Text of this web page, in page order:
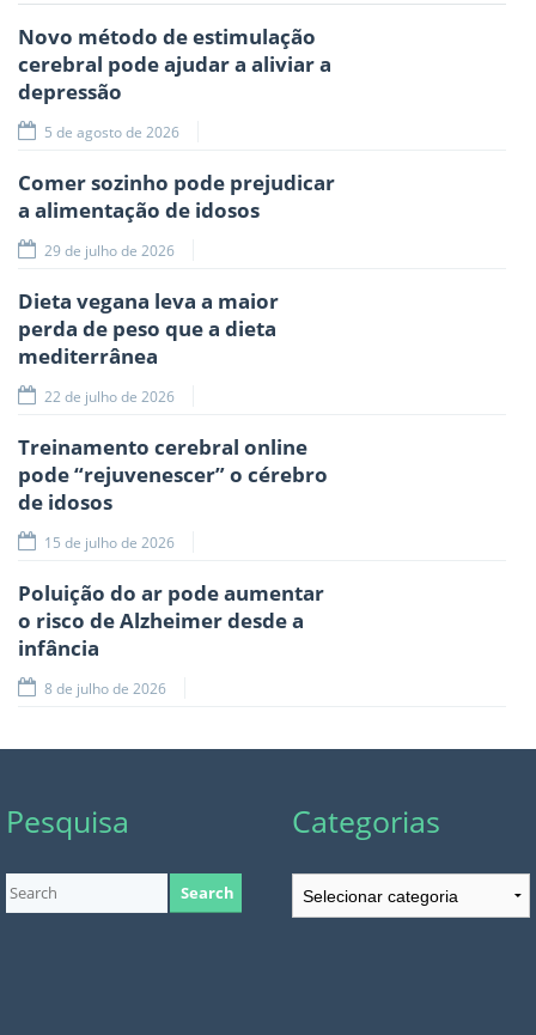
Novo método de estimulação
cerebral pode ajudar a aliviar a
depressão
5 de agosto de 2026
Comer sozinho pode prejudicar
a alimentação de idosos
29 de julho de 2026
Dieta vegana leva a maior
perda de peso que a dieta
mediterrânea
22 de julho de 2026
Treinamento cerebral online
pode “rejuvenescer” o cérebro
de idosos
15 de julho de 2026
Poluição do ar pode aumentar
o risco de Alzheimer desde a
infância
8 de julho de 2026
Pesquisa Categorias
Categorias